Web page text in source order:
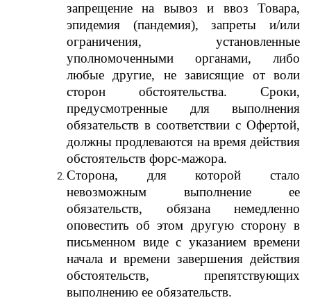
запрещение на вывоз и ввоз Товара,
эпидемия (пандемия), запреты и/или
ограничения, установленные
уполномоченными органами, либо
любые другие, не зависящие от воли
сторон обстоятельства. Сроки,
предусмотренные для выполнения
обязательств в соответствии с Офертой,
должны продлеваются на время действия
обстоятельств форс-мажора.
Сторона, для которой стало
невозможным выполнение ее
обязательств, обязана немедленно
оповестить об этом другую сторону в
письменном виде с указанием времени
начала и времени завершения действия
обстоятельств, препятствующих
выполнению ее обязательств.